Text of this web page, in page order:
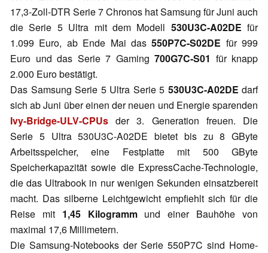
17,3-Zoll-DTR Serie 7 Chronos hat Samsung für Juni auch
die Serie 5 Ultra mit dem Modell 530U3C-A02DE für
1.099 Euro, ab Ende Mai das550P7C-S02DE für 999
Euro und das Serie 7 Gaming 700G7C-S01 für knapp
2.000 Euro bestätigt.
Das Samsung Serie 5 Ultra Serie 5 530U3C-A02DE darf
sich ab Juni über einen der neuen und Energie sparenden
Ivy-Bridge-ULV-CPUs der 3. Generation freuen. Die
Serie 5 Ultra 530U3C-A02DE bietet bis zu 8 GByte
Arbeitsspeicher, eine Festplatte mit 500 GByte
Speicherkapazität sowie die ExpressCache-Technologie,
die das Ultrabook in nur wenigen Sekunden einsatzbereit
macht. Das silberne Leichtgewicht empfiehlt sich für die
Reise mit 1,45 Kilogrammund einer Bauhöhe von
maximal 17,6 Millimetern.
Die Samsung-Notebooks der Serie 550P7C sind Home-